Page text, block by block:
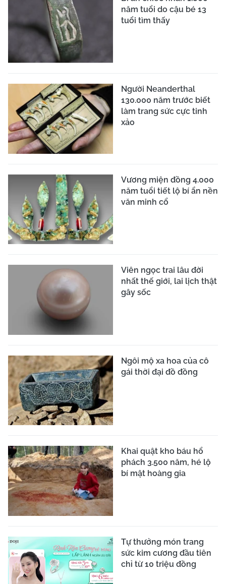
năm tuổi do cậu bé 13
tuổi tìm thấy
Người Neanderthal
130.000 năm trước biết
làm trang sức cực tinh
xảo
Vương miện đồng 4.000
năm tuổi tiết lộ bí ẩn nền
văn minh cổ
Viên ngọc trai lâu đời
nhất thế giới, lai lịch thật
gây sốc
Ngôi mộ xa hoa của cô
gái thời đại đồ đồng
Khai quật kho báu hổ
phách 3.500 năm, hé lộ
bí mật hoàng gia
Tự thưởng món trang
sức kim cương đầu tiên
chỉ từ 10 triệu đồng